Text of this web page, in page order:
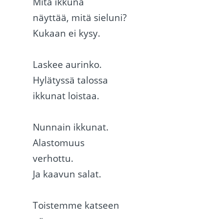
näyttää, mitä sieluni?
Kukaan ei kysy.
Laskee aurinko.
Hylätyssä talossa
ikkunat loistaa.
Nunnain ikkunat.
Alastomuus
verhottu.
Ja kaavun salat.
Toistemme katseen